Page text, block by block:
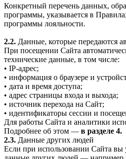
Конкретный перечень данных,
программы, указывается в
программы лояльности.
2.2. Данные, которые передаются
При посещении Сайта
технические данные, в том числе:
• IP-адрес;
• информация о браузере и
• дата и время доступа;
• адрес страницы входа и выхода;
• источник перехода на Сайт;
• идентификаторы сессии и
Для работы Сайта и аналитики
Подробнее об этом — в разделе 4.
2.3. Данные других людей
Если при использовании Сайта вы